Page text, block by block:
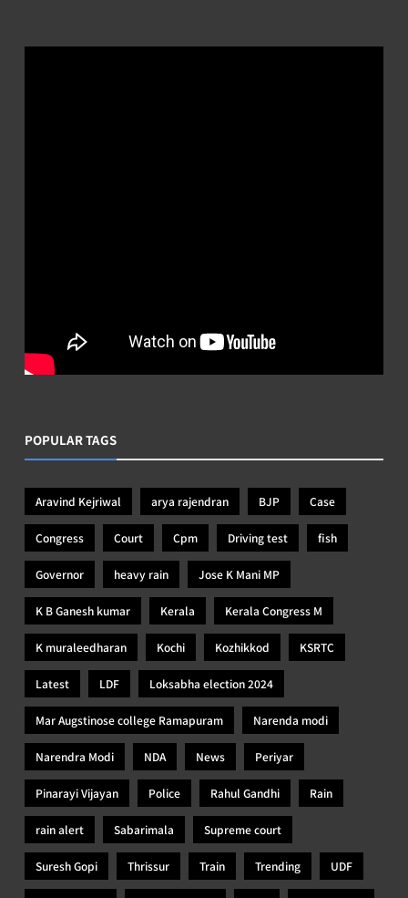
POPULAR TAGS
Aravind Kejriwal arya rajendran BJP Case
Congress Court Cpm Driving test fish
Governor heavy rain Jose K Mani MP
K B Ganesh kumar Kerala Kerala Congress M
K muraleedharan Kochi Kozhikkod KSRTC
Latest LDF Loksabha election 2024
Mar Augstinose college Ramapuram Narenda modi
Narendra Modi NDA News Periyar
Pinarayi Vijayan Police Rahul Gandhi Rain
rain alert Sabarimala Supreme court
Suresh Gopi Thrissur Train Trending UDF